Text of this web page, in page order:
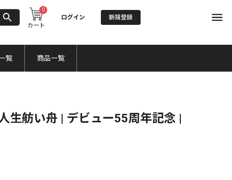
カート
0
ログイン 新規登録
覧 商品一覧
生舫い舟 | デビュー55周年記念 |